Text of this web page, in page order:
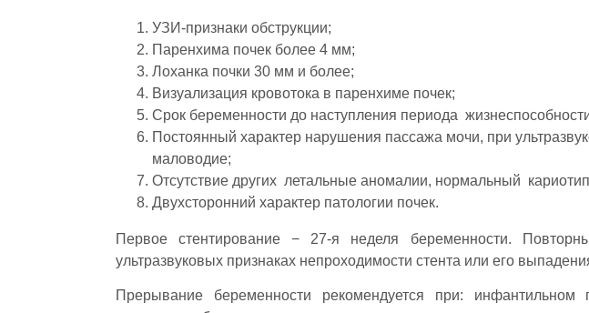
УЗИ-признаки обструкции;
Паренхима почек более 4 мм;
Лоханка почки 30 мм и более;
Визуализация кровотока в паренхиме почек;
Срок беременности до наступления периода
Постоянный характер нарушения пассажа мочи, при
маловодие;
Отсутствие других летальные аномалии, нормальный
Двухсторонний характер патологии почек.
Первое стентирование − 27-я неделя беременности.
ультразвуковых признаках непроходимости стента или его
Прерывание беременности рекомендуется при: инфантильном